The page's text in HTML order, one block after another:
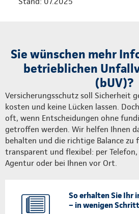
Sie wünschen mehr
betrieblichen
(bUV)?
Versicherungsschutz soll Sicherheit
kosten und keine Lücken lassen.
oft, wenn Entscheidungen ohne
getroffen werden. Wir helfen Ihnen
behalten und die richtige Balance zu
transparent und flexibel: per
Agentur oder bei Ihnen vor Ort.
So erhalten Sie Ihr
– in wenigen